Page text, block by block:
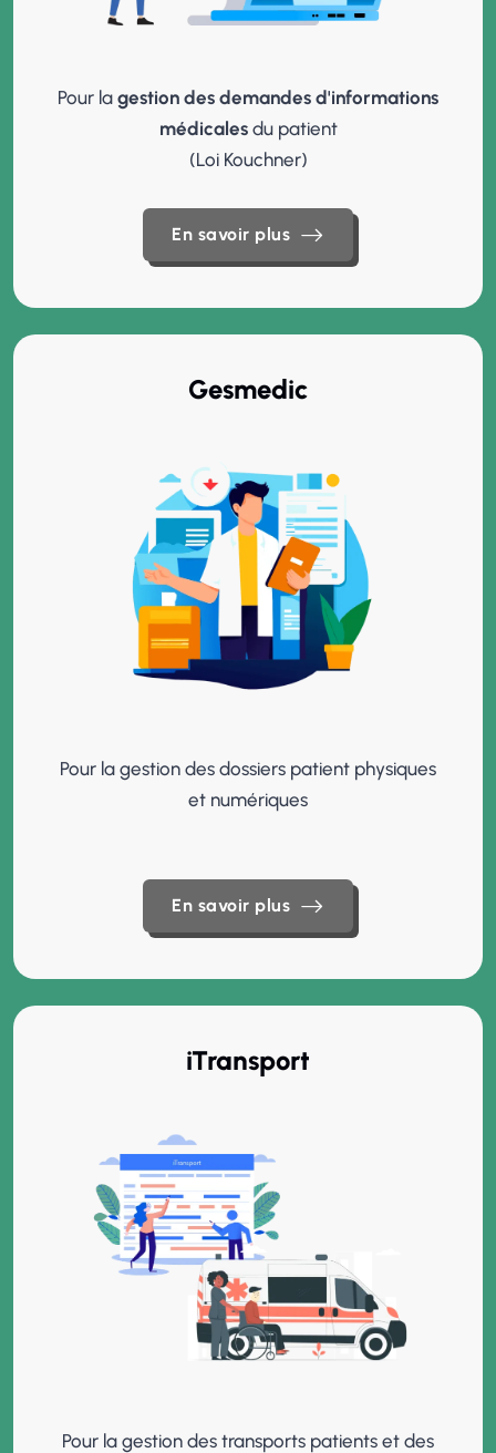
Pour la gestion des demandes d'informations
médicalesdu patient
(Loi Kouchner)
En savoir plus
Gesmedic
Pour la gestion des dossiers patient physiques
et numériques
En savoir plus
iTransport
Pour la gestion des transports patients et des